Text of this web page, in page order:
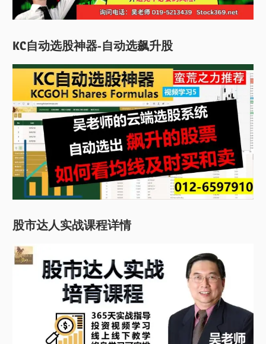
KC自动选股神器-自动选飙升股
股市达人实战课程详情